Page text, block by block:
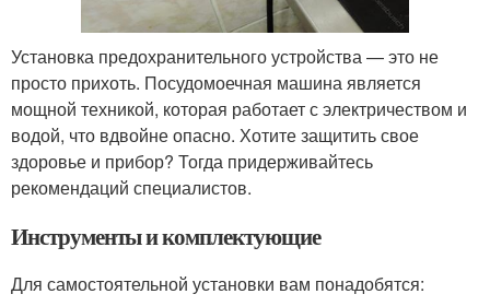
Установка предохранительного устройства — это не
просто прихоть. Посудомоечная машина является
мощной техникой, которая работает с электричеством и
водой, что вдвойне опасно. Хотите защитить свое
здоровье и прибор? Тогда придерживайтесь
рекомендаций специалистов.
Инструменты и комплектующие
Для самостоятельной установки вам понадобятся: